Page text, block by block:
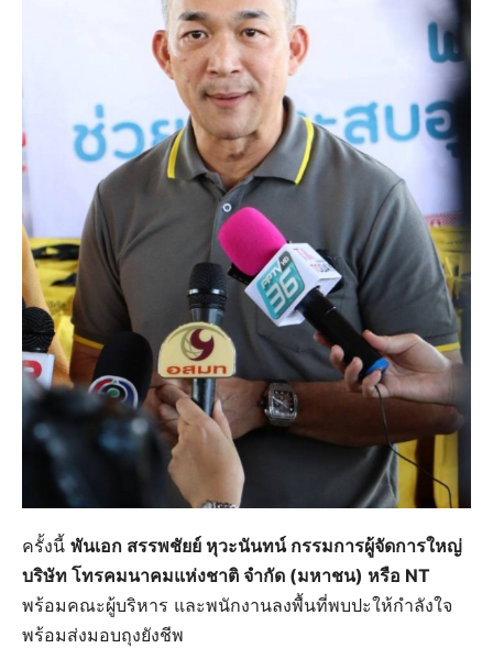
ครั้งนี้ พันเอก สรรพชัยย์ หุวะนันทน์ กรรมการผู้จัดการใหญ่
บริษัท โทรคมนาคมแห่งชาติ จำกัด (มหาชน) หรือ NT
พร้อมคณะผู้บริหาร และพนักงานลงพื้นที่พบปะให้กำลังใจ
พร้อมส่งมอบถุงยังชีพ